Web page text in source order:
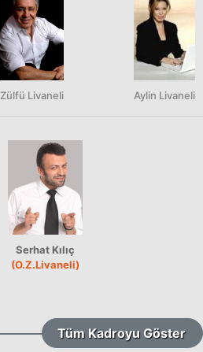
Zülfü Livaneli Aylin Livaneli
Serhat Kılıç
(O.Z.Livaneli)
Tüm Kadroyu Göster